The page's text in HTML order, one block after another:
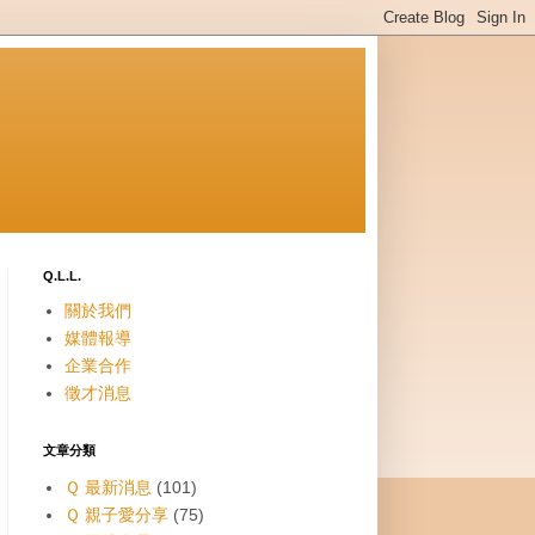
Q.L.L.
關於我們
媒體報導
企業合作
徵才消息
文章分類
Ｑ 最新消息 (101)
Ｑ 親子愛分享 (75)